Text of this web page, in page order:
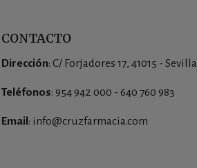
CONTACTO
Dirección: C/ Forjadores 17, 41015 - Sevilla
Teléfonos: 954 942 000 - 640 760 983
Email: info@cruzfarmacia.com